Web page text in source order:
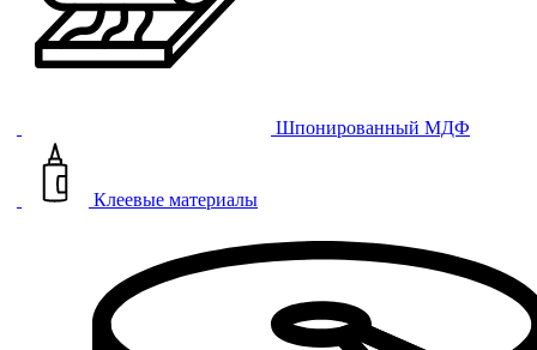
Шпонированный МДФ
Клеевые материалы